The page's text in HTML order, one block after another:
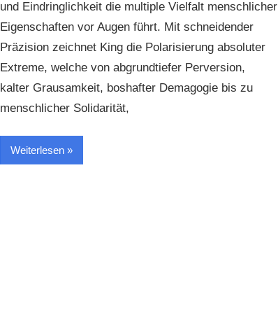
und Eindringlichkeit die multiple Vielfalt menschlicher
Eigenschaften vor Augen führt. Mit schneidender
Präzision zeichnet King die Polarisierung absoluter
Extreme, welche von abgrundtiefer Perversion,
kalter Grausamkeit, boshafter Demagogie bis zu
menschlicher Solidarität,
Weiterlesen